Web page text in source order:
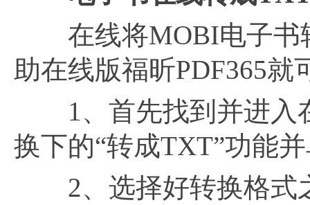
在线将MOBI电子书
助在线版福昕PDF365就
1、首先找到并进入
换下的“转成TXT”功能
2、选择好转换格式